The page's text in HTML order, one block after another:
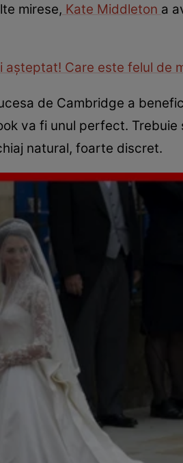
mirese, Kate Middleton a
așteptat! Care este felul de
de Cambridge a
va fi unul perfect.
natural, foarte discret.